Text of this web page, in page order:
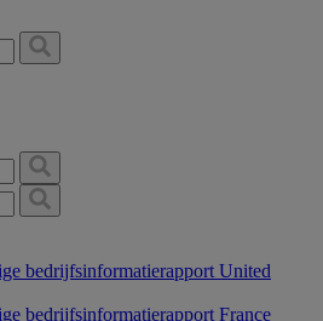
United
France